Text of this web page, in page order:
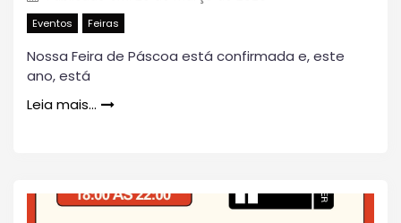
Eventos Feiras
Nossa Feira de Páscoa está confirmada e, este
ano, está
Leia mais…